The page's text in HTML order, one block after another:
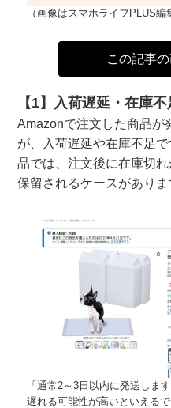
（画像はスマホライフPLUS編
この記事の
【1】入荷遅延・在庫
Amazonで注文した商品が
が、入荷遅延や在庫不足
品では、注文後に在庫切
保留されるケースがありま
「通常2～3日以内に発送しま
遅れる可能性が高いといえるで